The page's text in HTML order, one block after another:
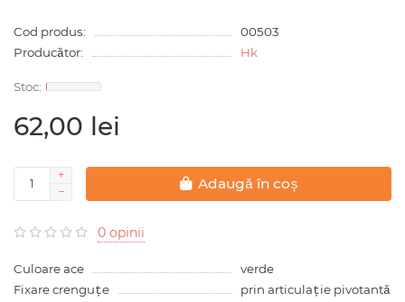
Cod produs:
00503
Producător:
Hk
62,00 lei
Adaugă în coș
0 opinii
Culoare ace
verde
Fixare crenguțe
prin articulație pivotantă